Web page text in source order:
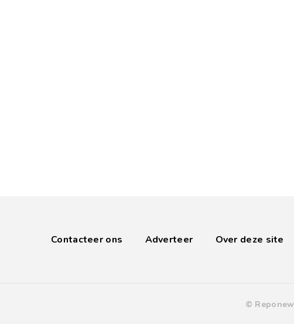
Contacteer ons Adverteer Over deze site
©